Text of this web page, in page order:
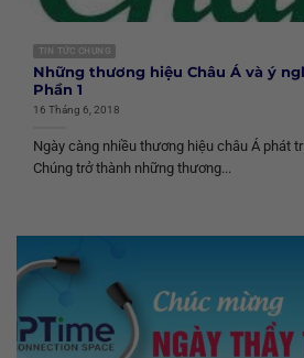
TIN TỨC CHUNG
Những thương hiệu Châu Á và ý
Phần 1
16 Tháng 6, 2018
Ngày càng nhiều thương hiệu châu Á phát
Chúng trở thành những thương...